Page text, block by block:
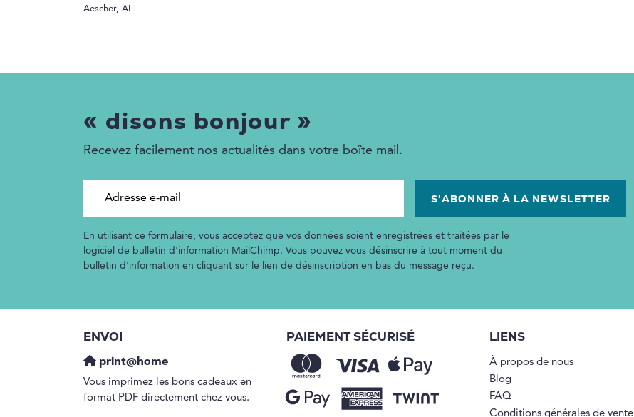
Aescher, AI
« disons bonjour »
Recevez facilement nos actualités dans votre boîte mail.
En utilisant ce formulaire, vous acceptez que vos données soient enregistrées et traitées par le
logiciel de bulletin d'information MailChimp. Vous pouvez vous désinscrire à tout moment du
bulletin d'information en cliquant sur le lien de désinscription en bas du message reçu.
ENVOI
print@home
Vous imprimez les bons cadeaux en
format PDF directement chez vous.
PAIEMENT SÉCURISÉ LIENS
À propos de nous
Blog
FAQ
Conditions générales de vente